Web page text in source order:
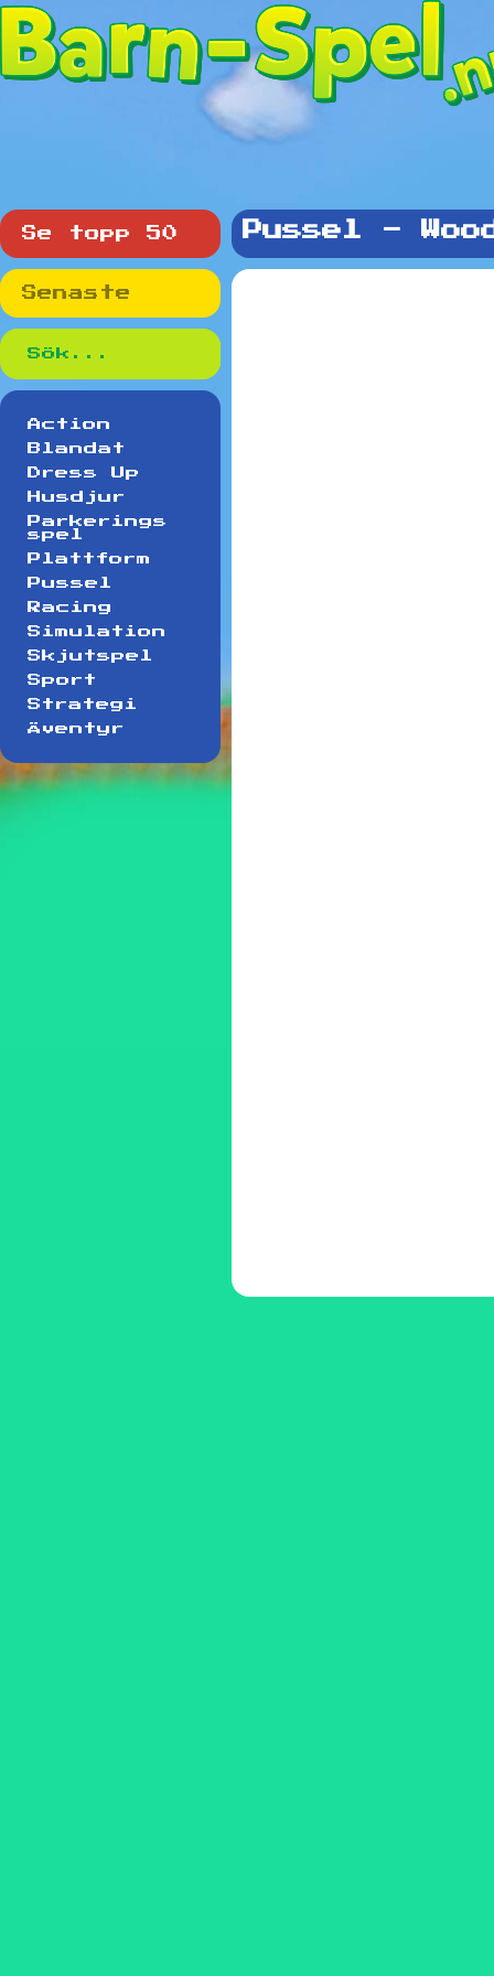
Se topp 50
Senaste
Action
Blandat
Dress Up
Husdjur
Parkerings
spel
Plattform
Pussel
Racing
Simulation
Skjutspel
Sport
Strategi
Äventyr
Pussel -